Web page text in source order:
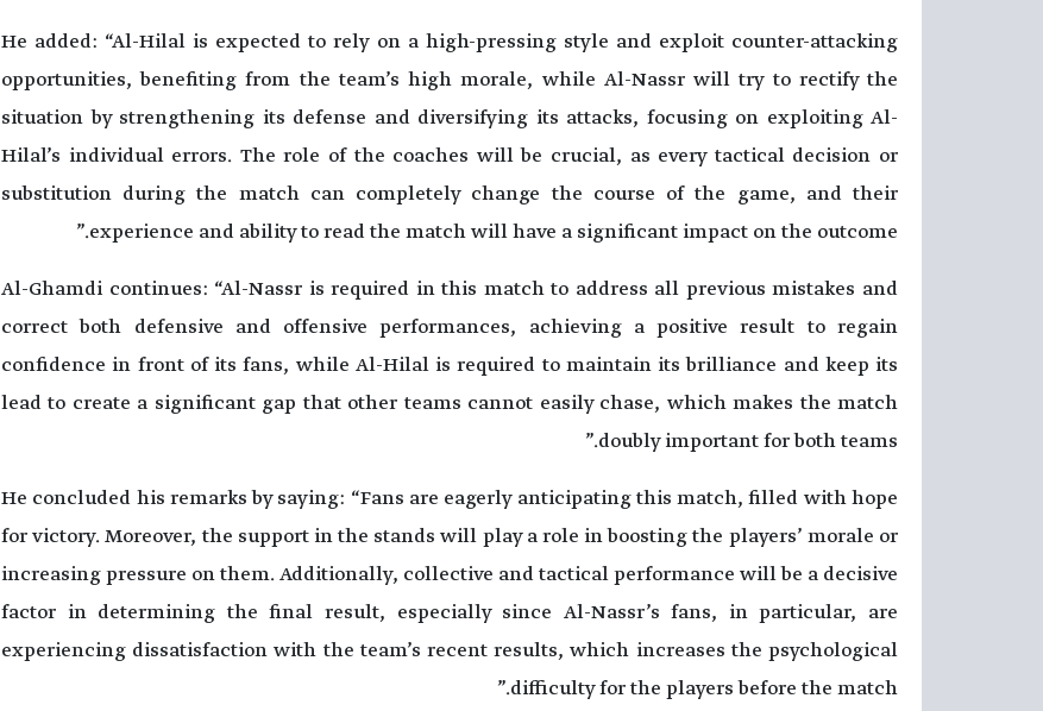
He added: “Al-Hilal is expected to rely on a high-pressing style and exploit counter-attacking
opportunities, benefiting from the team’s high morale, while Al-Nassr will try to rectify the
situation by strengthening its defense and diversifying its attacks, focusing on exploiting Al-
Hilal’s individual errors. The role of the coaches will be crucial, as every tactical decision or
substitution during the match can completely change the course of the game, and their
experience and ability to read the match will have a significant impact on the outcome.”
Al-Ghamdi continues: “Al-Nassr is required in this match to address all previous mistakes and
correct both defensive and offensive performances, achieving a positive result to regain
confidence in front of its fans, while Al-Hilal is required to maintain its brilliance and keep its
lead to create a significant gap that other teams cannot easily chase, which makes the match
doubly important for both teams.”
He concluded his remarks by saying: “Fans are eagerly anticipating this match, filled with hope
for victory. Moreover, the support in the stands will play a role in boosting the players’ morale or
increasing pressure on them. Additionally, collective and tactical performance will be a decisive
factor in determining the final result, especially since Al-Nassr’s fans, in particular, are
experiencing dissatisfaction with the team’s recent results, which increases the psychological
difficulty for the players before the match.”